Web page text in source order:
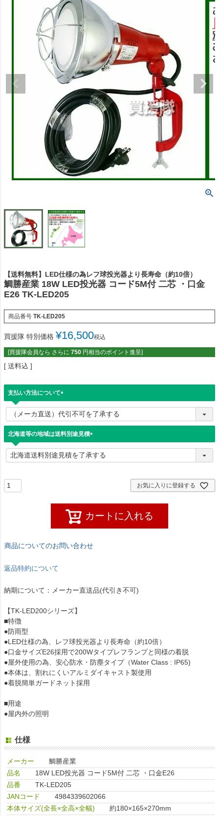
【送料無料】LED仕様の為レフ球投光器より長寿命（約10倍）
鯛勝産業 18W LED投光器 コード5M付 二芯 ・口金
E26 TK-LED205
商品番号 TK-LED205
買援隊 特別価格 ¥16,500税込
[買援隊会員なら さらに 750 円相当のポイント進呈]
送料込
支払い方法について
必
須
)
北海道等の地域は送料別途見積
必
須
お気に入りに登録する
カートに入れる
商品についてのお問い合わせ
返品特約について
納期について：メーカー直送品(代引き不可)
【TK-LED200シリーズ】
■特徴
●防雨型
●LED仕様の為、レフ球投光器より長寿命（約10倍）
●口金サイズE26採用で200Wタイプレフランプと同様の着脱
●屋外使用の為、安心防水・防塵タイプ（Water Class : IP65)
●本体は、割れにくいアルミダイキャスト製使用
●着脱簡単ガードネット採用
■用途
●屋内外の照明
仕様
メーカー
鯛勝産業
品名
18W LED投光器 コード5M付 二芯 ・口金E26
品番
TK-LED205
JANコード
4984339602066
本体サイズ(全長×全高×全幅)
約180×165×270mm